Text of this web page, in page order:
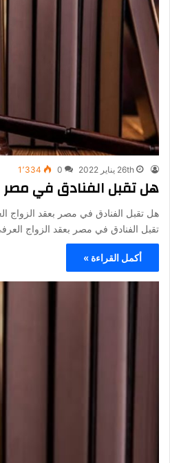
26th يناير 2022 0 1٬334
هل تقبل الفنادق في مصر
تقبل الفنادق في مصر بعقد الزواج
أكمل القراءة »